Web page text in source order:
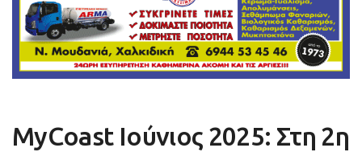
MyCoast Ιούνιος 2025: Στη 2η